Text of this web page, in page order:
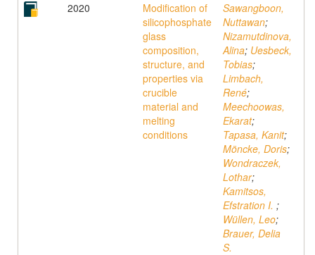
2020
Modification of
silicophosphate
glass
composition,
structure, and
properties via
crucible
material and
melting
conditions
Sawangboon,
Nuttawan;
Nizamutdinova,
Alina; Uesbeck,
Tobias;
Limbach,
René;
Meechoowas,
Ekarat;
Tapasa, Kanit;
Möncke, Doris;
Wondraczek,
Lothar;
Kamitsos,
Efstration I. ;
Wüllen, Leo;
Brauer, Delia
S.